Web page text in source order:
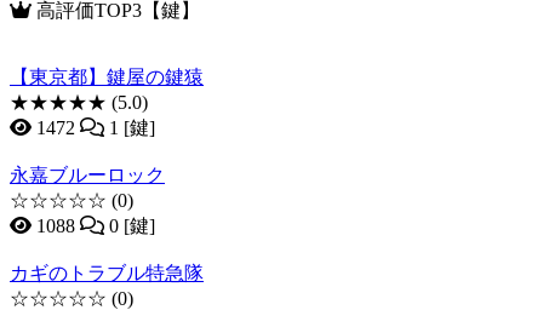
高評価TOP3【鍵】
【東京都】鍵屋の鍵猿
★★★★★ (5.0)
1472
1 [鍵]
永嘉ブルーロック
☆☆☆☆☆ (0)
1088
0 [鍵]
カギのトラブル特急隊
☆☆☆☆☆ (0)